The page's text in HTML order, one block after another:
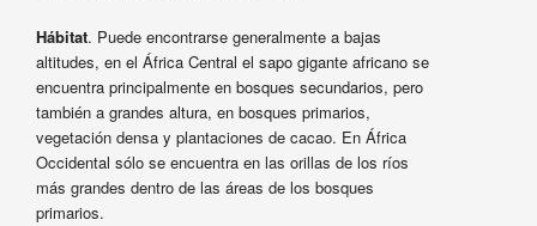
Hábitat. Puede encontrarse generalmente a bajas
altitudes, en el África Central el sapo gigante africano se
encuentra principalmente en bosques secundarios, pero
también a grandes altura, en bosques primarios,
vegetación densa y plantaciones de cacao. En África
Occidental sólo se encuentra en las orillas de los ríos
más grandes dentro de las áreas de los bosques
primarios.